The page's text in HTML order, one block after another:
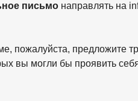
письмо направлять на
пожалуйста, предложите
вы могли бы проявить